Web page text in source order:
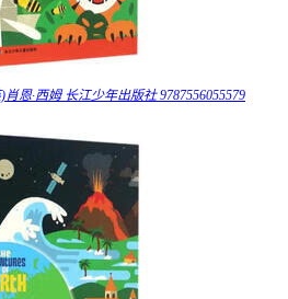
恩·西姆 长江少年出版社 9787556055579